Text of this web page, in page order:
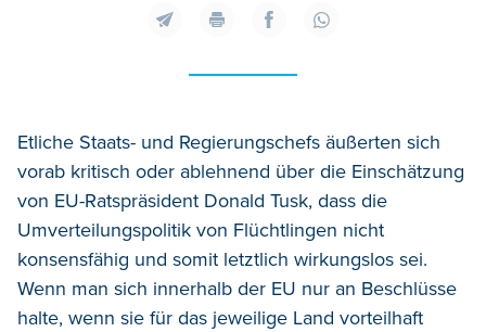
Etliche Staats- und Regierungschefs äußerten sich
vorab kritisch oder ablehnend über die Einschätzung
von EU-Ratspräsident Donald Tusk, dass die
Umverteilungspolitik von Flüchtlingen nicht
konsensfähig und somit letztlich wirkungslos sei.
Wenn man sich innerhalb der EU nur an Beschlüsse
halte, wenn sie für das jeweilige Land vorteilhaft